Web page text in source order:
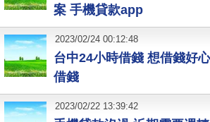
案 手機貸款app
台中24小時借錢 想借錢好
借錢
2023/02/24 00:12:48
2023/02/22 13:39:42